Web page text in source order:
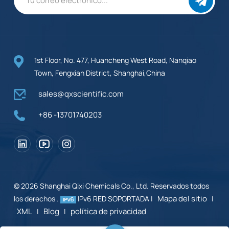
1st Floor, No. 477, Huancheng West Road, Nanqiao
Town, Fengxian District, Shanghai,China
sales@qxscientific.com
+86 -13701740203
© 2026 Shanghai Qixi Chemicals Co., Ltd. Reservados todos
los derechos .
IPv6 RED SOPORTADA | Mapa del sitio |
XML | Blog | política de privacidad